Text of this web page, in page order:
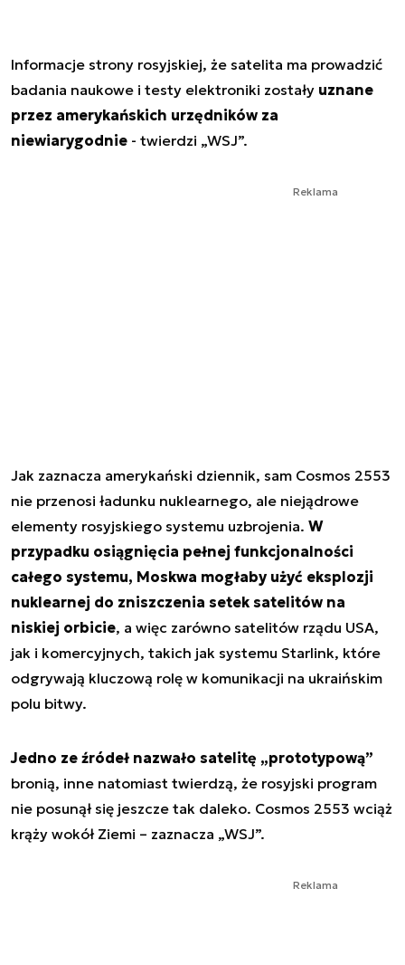
Informacje strony rosyjskiej, że satelita ma prowadzić
badania naukowe i testy elektroniki zostały uznane
przez amerykańskich urzędników za
niewiarygodnie - twierdzi „WSJ”.
Reklama
Jak zaznacza amerykański dziennik, sam Cosmos 2553
nie przenosi ładunku nuklearnego, ale niejądrowe
elementy rosyjskiego systemu uzbrojenia. W
przypadku osiągnięcia pełnej funkcjonalności
całego systemu, Moskwa mogłaby użyć eksplozji
nuklearnej do zniszczenia setek satelitów na
niskiej orbicie, a więc zarówno satelitów rządu USA,
jak i komercyjnych, takich jak systemu Starlink, które
odgrywają kluczową rolę w komunikacji na ukraińskim
polu bitwy.
Jedno ze źródeł nazwało satelitę „prototypową”
bronią, inne natomiast twierdzą, że rosyjski program
nie posunął się jeszcze tak daleko. Cosmos 2553 wciąż
krąży wokół Ziemi – zaznacza „WSJ”.
Reklama